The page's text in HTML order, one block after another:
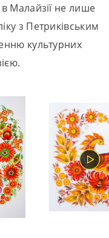
в Малайзії не лише
з Петриківським
культурних